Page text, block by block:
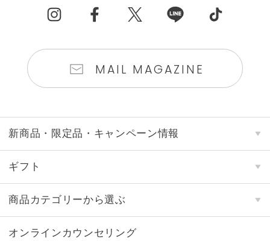
MAIL MAGAZINE
新商品・限定品・キャンペーン情報
ギフト
商品カテゴリーから選ぶ
オンラインカウンセリング